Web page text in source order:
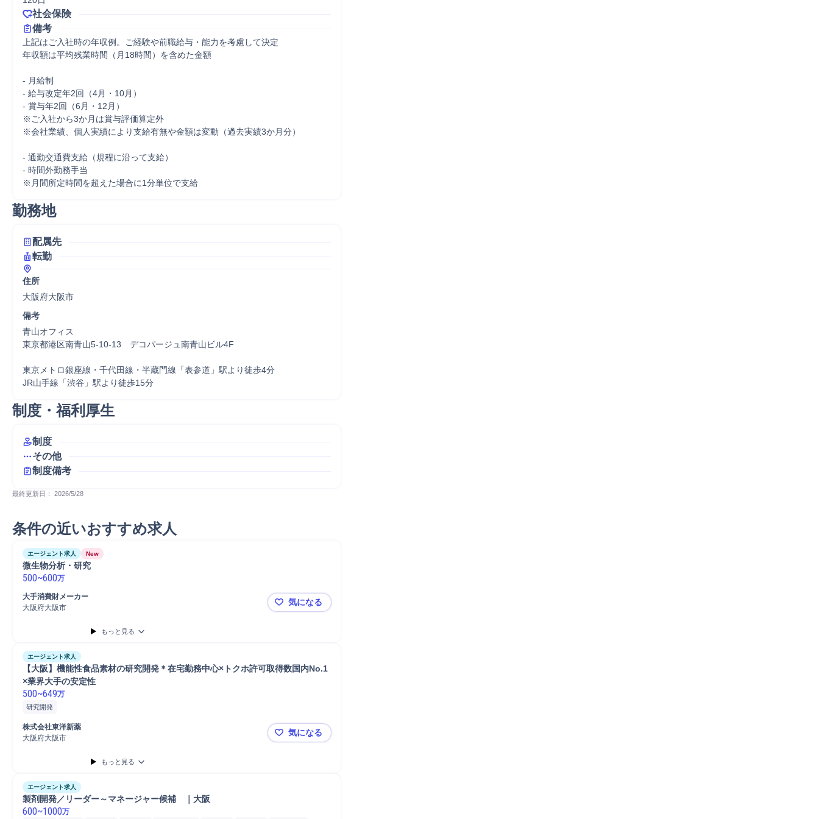
社会保険
備考
上記はご入社時の年収例。ご経験や前職給与・能力を考慮して決定
年収額は平均残業時間（月18時間）を含めた金額
- 月給制
- 給与改定年2回（4月・10月）
- 賞与年2回（6月・12月）
※ご入社から3か月は賞与評価算定外
※会社業績、個人実績により支給有無や金額は変動（過去実績3か月分）
- 通勤交通費支給（規程に沿って支給）
- 時間外勤務手当
※月間所定時間を超えた場合に1分単位で支給
勤務地
配属先
転勤
住所
大阪府大阪市
備考
青山オフィス
東京都港区南青山5-10-13　デコパージュ南青山ビル4F
東京メトロ銀座線・千代田線・半蔵門線「表参道」駅より徒歩4分
JR山手線「渋谷」駅より徒歩15分
制度・福利厚生
制度
その他
制度備考
最終更新日： 2026/5/28
条件の近いおすすめ求人
エージェント求人 New
微生物分析・研究
500~600万
大手消費財メーカー
大阪府大阪市
微生物分析・研究
気になる
もっと見る
エージェント求人
【大阪】機能性食品素材の研究開発＊在宅勤務中心×トクホ許可取得数国内No.1
×業界大手の安定性
500~649万
研究開発
株式会社東洋新薬
大阪府大阪市
【大阪】機能性食品素材の研究開発＊在宅勤務中心×トクホ許可取得数国内No.1×業界大手の安定性
気になる
もっと見る
エージェント求人
製剤開発／リーダー～マネージャー候補　｜大阪
600~1000万